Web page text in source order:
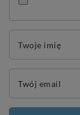
Twoje imię
Twój email